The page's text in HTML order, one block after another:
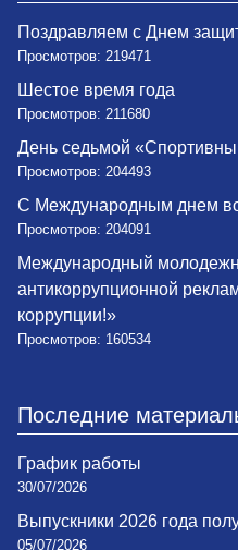
Поздравляем с Днем
Просмотров: 219471
Шестое время года
Просмотров: 211680
День седьмой
Просмотров: 204493
С Международным днем
Просмотров: 204091
Международный
антикоррупционной
коррупции!»
Просмотров: 160534
Последние
График работы
30/07/2026
Выпускники 2026 года
05/07/2026